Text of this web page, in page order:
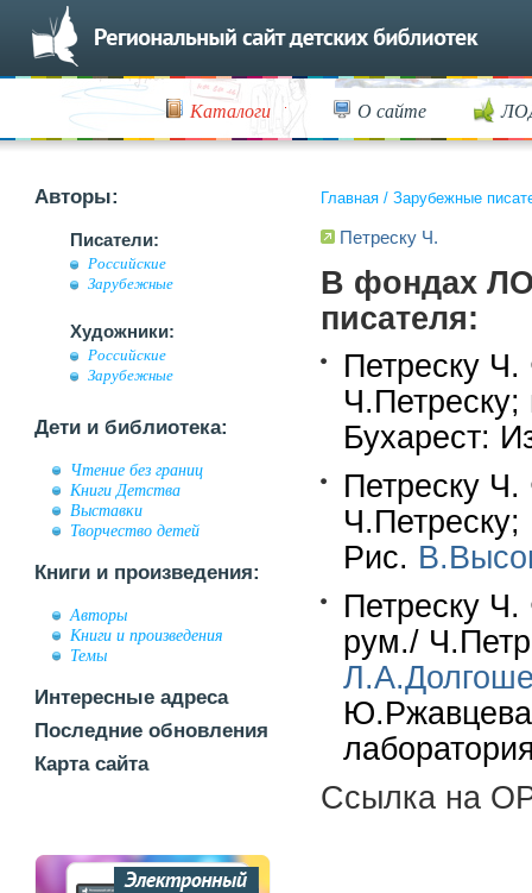
Каталоги О сайте
Авторы:
Писатели:
Российские
Зарубежные
Художники:
Российские
Зарубежные
Дети и библиотека:
Чтение без границ
Книги Детства
Выставки
Творчество детей
Книги и произведения:
Авторы
Книги и произведения
Темы
Интересные адреса
Последние обновления
Карта сайта
Главная / Зарубежные
Петреску Ч.
В фондах
писателя:
Петреску
Бухарест:
Петреску
Рис.
Петреску
рум./
Ссылка на